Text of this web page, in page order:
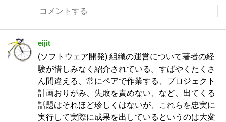
eijit
(ソフトウェア開発) 組織の運営について著者の経
験が惜しみなく紹介されている。すばやくたくさ
ん間違える、常にペアで作業する、プロジェクト
計画おりがみ、失敗を責めない、など、出てくる
話題はそれほど珍しくはないが、これらを忠実に
実行して実際に成果を出しているというのは大変